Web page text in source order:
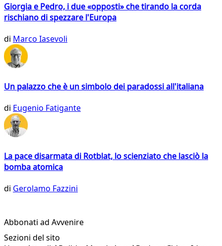
Giorgia e Pedro, i due «opposti» che tirando la corda
rischiano di spezzare l'Europa
di Marco Iasevoli
Un palazzo che è un simbolo dei paradossi all'italiana
di Eugenio Fatigante
La pace disarmata di Rotblat, lo scienziato che lasciò la
bomba atomica
di Gerolamo Fazzini
Abbonati ad Avvenire
Sezioni del sito